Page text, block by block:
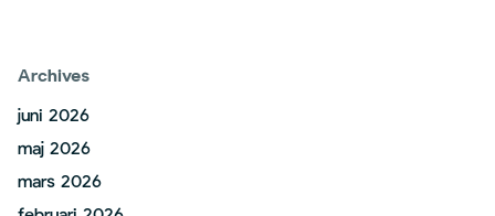
Archives
juni 2026
maj 2026
mars 2026